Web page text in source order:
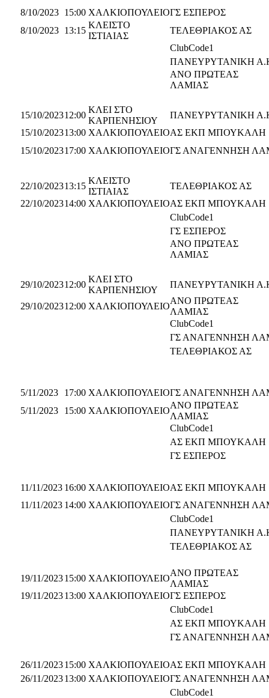
8/10/2023 15:00 ΧΑΛΚΙΟΠΟΥΛΕΙΟΓΣ ΕΣΠΕΡΟΣ
8/10/2023 13:15
ΚΛΕΙΣΤΟ
ΙΣΤΙΑΙΑΣ
ΤΕΛΕΘΡΙΑΚΟΣ ΑΣ
ClubCode1
ΠΑΝΕΥΡΥΤΑΝΙΚΗ
ΑΝΟ ΠΡΩΤΕΑΣ
ΛΑΜΙΑΣ
15/10/202312:00
ΚΛΕΙ ΣΤΟ
ΚΑΡΠΕΝΗΣΙΟΥ
ΠΑΝΕΥΡΥΤΑΝΙΚΗ
15/10/202313:00 ΧΑΛΚΙΟΠΟΥΛΕΙΟΑΣ ΕΚΠ ΜΠΟΥΚΑΛΗ
15/10/202317:00 ΧΑΛΚΙΟΠΟΥΛΕΙΟΓΣ ΑΝΑΓΕΝΝΗΣΗ
22/10/202313:15
ΚΛΕΙΣΤΟ
ΙΣΤΙΑΙΑΣ
ΤΕΛΕΘΡΙΑΚΟΣ ΑΣ
22/10/202314:00 ΧΑΛΚΙΟΠΟΥΛΕΙΟΑΣ ΕΚΠ ΜΠΟΥΚΑΛΗ
ClubCode1
ΓΣ ΕΣΠΕΡΟΣ
ΑΝΟ ΠΡΩΤΕΑΣ
ΛΑΜΙΑΣ
29/10/202312:00
ΚΛΕΙ ΣΤΟ
ΚΑΡΠΕΝΗΣΙΟΥ
ΠΑΝΕΥΡΥΤΑΝΙΚΗ
29/10/202312:00 ΧΑΛΚΙΟΠΟΥΛΕΙΟ
ΑΝΟ ΠΡΩΤΕΑΣ
ΛΑΜΙΑΣ
ClubCode1
ΓΣ ΑΝΑΓΕΝΝΗΣΗ
ΤΕΛΕΘΡΙΑΚΟΣ ΑΣ
5/11/2023 17:00 ΧΑΛΚΙΟΠΟΥΛΕΙΟΓΣ ΑΝΑΓΕΝΝΗΣΗ
5/11/2023
15:00 ΧΑΛΚΙΟΠΟΥΛΕΙΟ
ΑΝΟ ΠΡΩΤΕΑΣ
ΛΑΜΙΑΣ
ClubCode1
ΑΣ ΕΚΠ ΜΠΟΥΚΑΛΗ
ΓΣ ΕΣΠΕΡΟΣ
11/11/2023 16:00 ΧΑΛΚΙΟΠΟΥΛΕΙΟΑΣ ΕΚΠ ΜΠΟΥΚΑΛΗ
11/11/2023 14:00 ΧΑΛΚΙΟΠΟΥΛΕΙΟΓΣ ΑΝΑΓΕΝΝΗΣΗ
ClubCode1
ΠΑΝΕΥΡΥΤΑΝΙΚΗ
ΤΕΛΕΘΡΙΑΚΟΣ ΑΣ
19/11/202315:00 ΧΑΛΚΙΟΠΟΥΛΕΙΟ
ΑΝΟ ΠΡΩΤΕΑΣ
ΛΑΜΙΑΣ
19/11/202313:00 ΧΑΛΚΙΟΠΟΥΛΕΙΟΓΣ ΕΣΠΕΡΟΣ
ClubCode1
ΑΣ ΕΚΠ ΜΠΟΥΚΑΛΗ
ΓΣ ΑΝΑΓΕΝΝΗΣΗ
26/11/202315:00 ΧΑΛΚΙΟΠΟΥΛΕΙΟΑΣ ΕΚΠ ΜΠΟΥΚΑΛΗ
26/11/202313:00 ΧΑΛΚΙΟΠΟΥΛΕΙΟΓΣ ΑΝΑΓΕΝΝΗΣΗ
ClubCode1